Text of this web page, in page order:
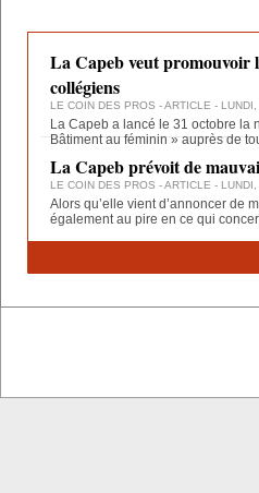
La Capeb veut promouvoir
collégiens
LE COIN DES PROS - ARTICLE -
La Capeb a lancé le 31 octobre la
Bâtiment au féminin » auprès de
La Capeb prévoit de
LE COIN DES PROS - ARTICLE -
Alors qu’elle vient d’annoncer de
également au pire en ce qui